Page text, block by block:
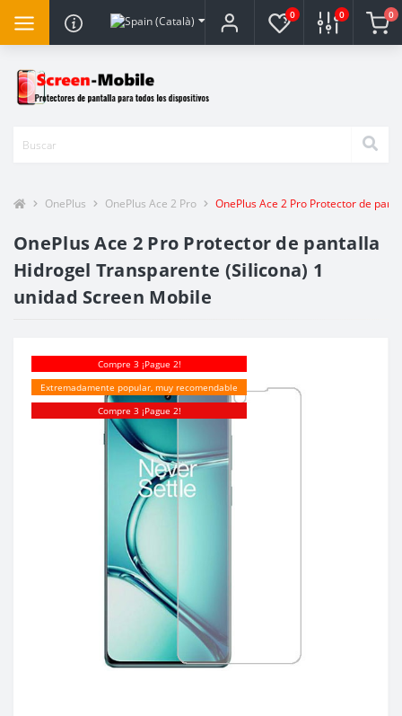
0 0 0
OnePlus OnePlus Ace 2 Pro OnePlus Ace 2 Pro Protector de
OnePlus Ace 2 Pro Protector de pantalla
Hidrogel Transparente (Silicona) 1
unidad Screen Mobile
Compre 3 ¡Pague 2!
Extremadamente popular, muy recomendable
Compre 3 ¡Pague 2!